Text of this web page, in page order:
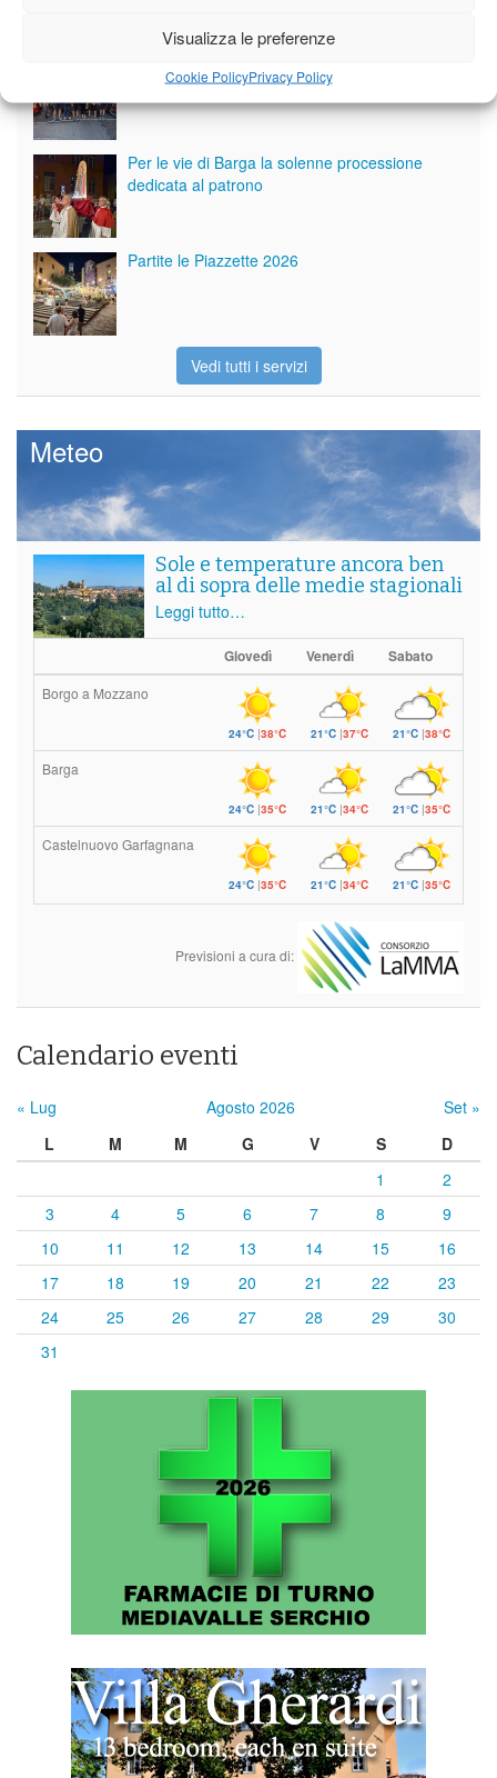
Visualizza le preferenze
Cookie PolicyPrivacy Policy
Fornaci – Barga
Per le vie di Barga la solenne processione
dedicata al patrono
Partite le Piazzette 2026
Vedi tutti i servizi
Meteo
Sole e temperature ancora ben
al di sopra delle medie stagionali
Leggi tutto…
Giovedì Venerdì Sabato
Borgo a Mozzano
24°C |38°C 21°C |37°C 21°C |38°C
Barga
24°C |35°C 21°C |34°C 21°C |35°C
Castelnuovo Garfagnana
24°C |35°C 21°C |34°C 21°C |35°C
Previsioni a cura di:
Calendario eventi
« Lug Agosto 2026
Set »
L
M M G V S
D
1
2
3
4 5 6 7 8
9
10
11 12 13 14 15
16
17
18 19 20 21 22
23
24
25 26 27 28 29
30
31